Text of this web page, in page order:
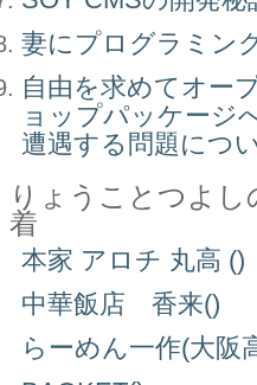
妻にプログラミン
自由を求めてオー
ョップパッケージ
遭遇する問題につ
りょうことつよ
着
本家 アロチ 丸高 ()
中華飯店 香来()
らーめん一作(大阪